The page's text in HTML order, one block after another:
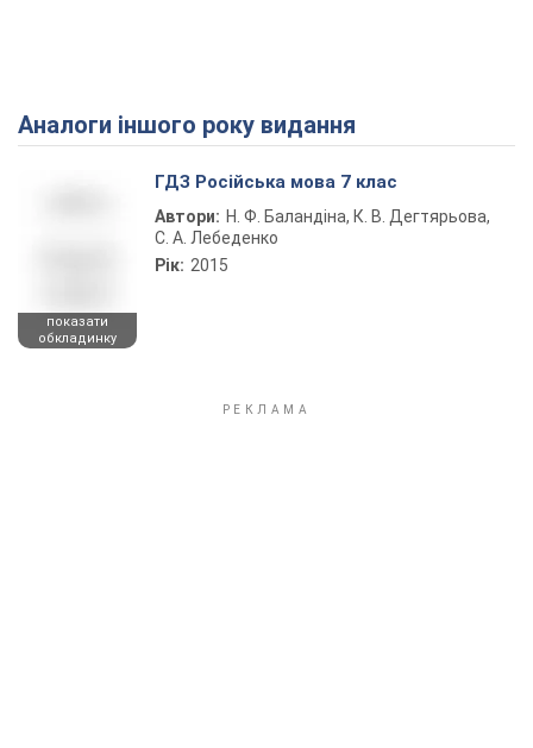
Play Video
Аналоги іншого року видання
показати
обкладинку
ГДЗ Російська мова 7 клас
Автори: Н. Ф. Баландіна, К. В. Дегтярьова,
С. А. Лебеденко
Рік: 2015